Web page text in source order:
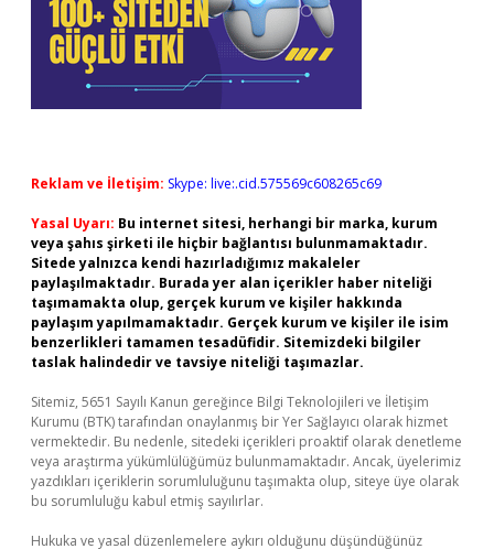
Reklam ve İletişim: Skype: live:.cid.575569c608265c69
Yasal Uyarı: Bu internet sitesi, herhangi bir marka, kurum
veya şahıs şirketi ile hiçbir bağlantısı bulunmamaktadır.
Sitede yalnızca kendi hazırladığımız makaleler
paylaşılmaktadır. Burada yer alan içerikler haber niteliği
taşımamakta olup, gerçek kurum ve kişiler hakkında
paylaşım yapılmamaktadır. Gerçek kurum ve kişiler ile isim
benzerlikleri tamamen tesadüfidir. Sitemizdeki bilgiler
taslak halindedir ve tavsiye niteliği taşımazlar.
Sitemiz, 5651 Sayılı Kanun gereğince Bilgi Teknolojileri ve İletişim
Kurumu (BTK) tarafından onaylanmış bir Yer Sağlayıcı olarak hizmet
vermektedir. Bu nedenle, sitedeki içerikleri proaktif olarak denetleme
veya araştırma yükümlülüğümüz bulunmamaktadır. Ancak, üyelerimiz
yazdıkları içeriklerin sorumluluğunu taşımakta olup, siteye üye olarak
bu sorumluluğu kabul etmiş sayılırlar.
Hukuka ve yasal düzenlemelere aykırı olduğunu düşündüğünüz